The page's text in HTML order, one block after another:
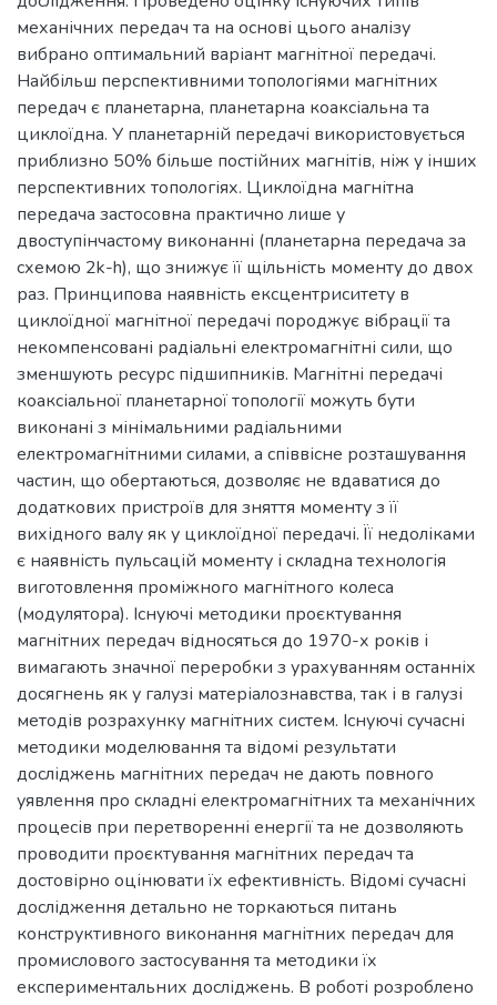
механічних передач та на основі цього аналізу
вибрано оптимальний варіант магнітної передачі.
Найбільш перспективними топологіями магнітних
передач є планетарна, планетарна коаксіальна та
циклоїдна. У планетарній передачі використовується
приблизно 50% більше постійних магнітів, ніж у інших
перспективних топологіях. Циклоїдна магнітна
передача застосовна практично лише у
двоступінчастому виконанні (планетарна передача за
схемою 2k-h), що знижує її щільність моменту до двох
раз. Принципова наявність ексцентриситету в
циклоїдної магнітної передачі породжує вібрації та
некомпенсовані радіальні електромагнітні сили, що
зменшують ресурс підшипників. Магнітні передачі
коаксіальної планетарної топології можуть бути
виконані з мінімальними радіальними
електромагнітними силами, а співвісне розташування
частин, що обертаються, дозволяє не вдаватися до
додаткових пристроїв для зняття моменту з її
вихідного валу як у циклоїдної передачі. Її недоліками
є наявність пульсацій моменту і складна технологія
виготовлення проміжного магнітного колеса
(модулятора). Існуючі методики проєктування
магнітних передач відносяться до 1970-х років і
вимагають значної переробки з урахуванням останніх
досягнень як у галузі матеріалознавства, так і в галузі
методів розрахунку магнітних систем. Існуючі сучасні
методики моделювання та відомі результати
досліджень магнітних передач не дають повного
уявлення про складні електромагнітних та механічних
процесів при перетворенні енергії та не дозволяють
проводити проєктування магнітних передач та
достовірно оцінювати їх ефективність. Відомі сучасні
дослідження детально не торкаються питань
конструктивного виконання магнітних передач для
промислового застосування та методики їх
експериментальних досліджень. В роботі розроблено